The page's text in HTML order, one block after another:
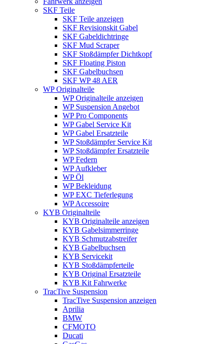
SKF Teile
SKF Teile anzeigen
SKF Revisionskit Gabel
SKF Gabeldichtringe
SKF Mud Scraper
SKF Stoßdämpfer Dichtkopf
SKF Floating Piston
SKF Gabelbuchsen
SKF WP 48 AER
WP Originalteile
WP Originalteile anzeigen
WP Suspension Angebot
WP Pro Components
WP Gabel Service Kit
WP Gabel Ersatzteile
WP Stoßdämpfer Service Kit
WP Stoßdämpfer Ersatzteile
WP Federn
WP Aufkleber
WP Öl
WP Bekleidung
WP EXC Tieferlegung
WP Accessoire
KYB Originalteile
KYB Originalteile anzeigen
KYB Gabelsimmerringe
KYB Schmutzabstreifer
KYB Gabelbuchsen
KYB Servicekit
KYB Stoßdämpferteile
KYB Original Ersatzteile
KYB Kit Fahrwerke
TracTive Suspension
TracTive Suspension anzeigen
Aprilia
BMW
CFMOTO
Ducati